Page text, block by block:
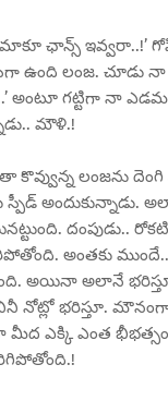
ఛాన్స్ ఇవ్వరా..!’
ఉంది లంజ. చూడు
అంటూ గట్టిగా నా
మౌళి.!
కొవ్వున్న లంజను దెంగి
అందుకున్నాడు.
దంపుడు..
అంతకు
అయినా అలానే భరిస్తూ.
నోట్లో భరిస్తూ.
ఎక్కి ఎంత